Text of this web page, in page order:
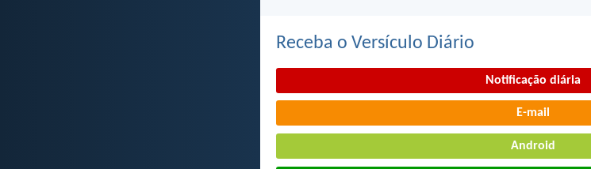
Receba o Versículo Diário
Notificação diária
E-mail
Android